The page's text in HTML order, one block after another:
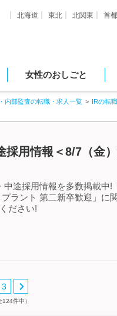
北海道 東北 北関東 首
女性のおしごと
内部監査の転職・求人一覧
IRの転
用情報＜8/7（金
途採用情報を多数掲載中
ラント 第二新卒歓迎」に
ださい!
3
件中）